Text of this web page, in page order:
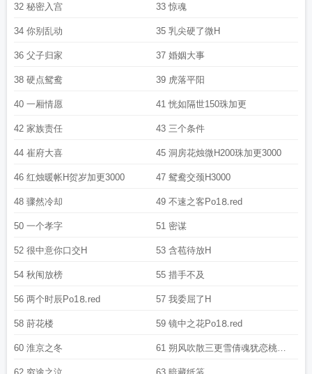
32 秘密入宫 33 惊魂
34 你别乱动 35 乳尖硬了微H
36 父子归家 37 婚姻大事
38 硬点鸳鸯 39 虎落平阳
40 一厢情愿 41 恍如隔世150珠加更
42 家族责任 43 三个条件
44 崔府大喜 45 洞房花烛微H200珠加更3000
46 红烛暖帐H贺岁加更3000 47 鸳鸯交颈H3000
48 骤然冷却 49 不速之客Рo1⒏red
50 一个孝字 51 密谋
52 很中意你口交H 53 含苞待放H
54 秋闱放榜 55 措手不及
56 两个时辰Рo1⒏red 57 我委屈了H
58 莳花楼 59 镜中之花Рo1⒏red
60 淮京之冬 61 朔风吹散三更雪倩魂犹恋桃花
月500珠加